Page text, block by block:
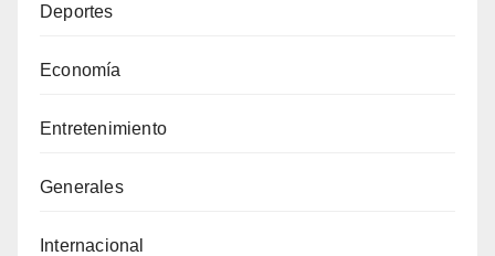
Deportes
Economía
Entretenimiento
Generales
Internacional